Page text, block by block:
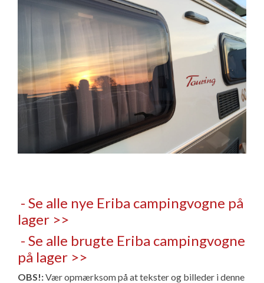
- Se alle nye Eriba campingvogne på
lager >>
- Se alle brugte Eriba campingvogne
på lager >>
OBS!:Vær opmærksom på at tekster og billeder i denne